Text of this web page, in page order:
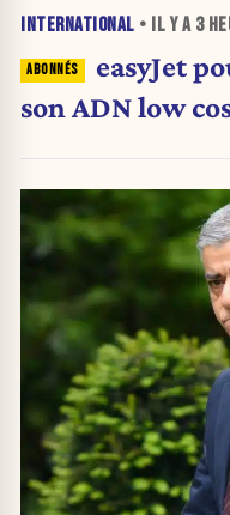
INTERNATIONAL • IL Y A 3
easyJet
son ADN low